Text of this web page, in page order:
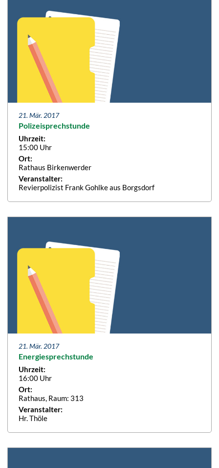
21. Mär. 2017
Polizeisprechstunde
Uhrzeit:
15:00 Uhr
Ort:
Rathaus Birkenwerder
Veranstalter:
Revierpolizist Frank Gohlke aus Borgsdorf
21. Mär. 2017
Energiesprechstunde
Uhrzeit:
16:00 Uhr
Ort:
Rathaus, Raum: 313
Veranstalter:
Hr. Thöle